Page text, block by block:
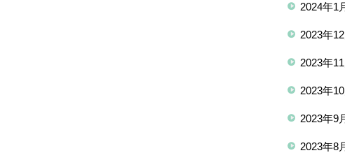
2024年1
2023年12
2023年11
2023年10
2023年9
2023年8